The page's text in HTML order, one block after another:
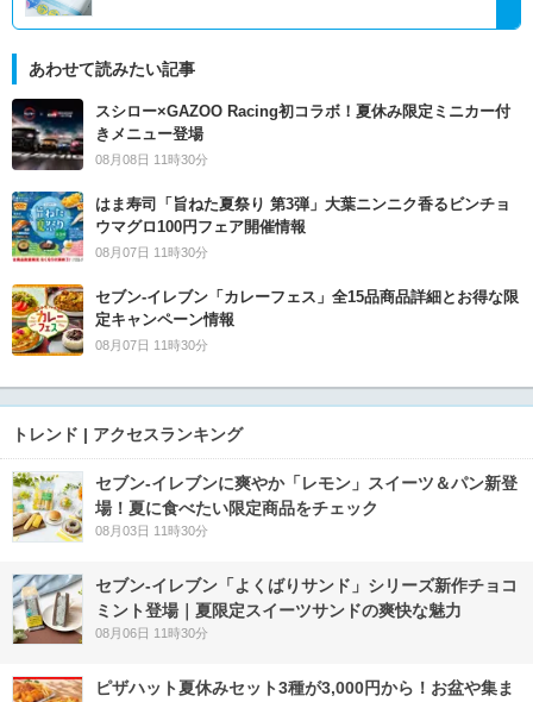
あわせて読みたい記事
スシロー×GAZOO Racing初コラボ！夏休み限定ミニカー付
きメニュー登場
08月08日 11時30分
はま寿司「旨ねた夏祭り 第3弾」大葉ニンニク香るビンチョ
ウマグロ100円フェア開催情報
08月07日 11時30分
セブン‐イレブン「カレーフェス」全15品商品詳細とお得な限
定キャンペーン情報
08月07日 11時30分
トレンド | アクセスランキング
セブン‐イレブンに爽やか「レモン」スイーツ＆パン新登
場！夏に食べたい限定商品をチェック
08月03日 11時30分
セブン‐イレブン「よくばりサンド」シリーズ新作チョコ
ミント登場｜夏限定スイーツサンドの爽快な魅力
08月06日 11時30分
ピザハット夏休みセット3種が3,000円から！お盆や集ま